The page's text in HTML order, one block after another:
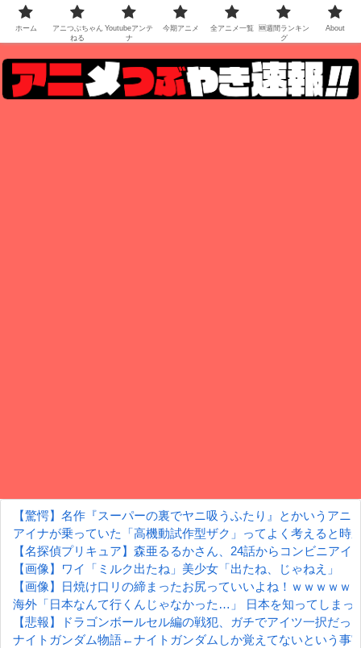
【驚愕】名作『スーパーの裏でヤニ吸うふたり』とかいうア
アイナが乗っていた「高機動試作型ザク」ってよく考えると時
【名探偵プリキュア】森亜るるかさん、24話からコンビニア
【画像】ワイ「ミルク出たね」美少女「出たね、じゃねえ」
【画像】日焼け口リの締まったお尻っていいよね！ｗｗｗｗｗ
海外「日本なんて行くんじゃなかった…」 日本を知ってしま
【悲報】ドラゴンボールセル編の戦犯、ガチでアイツ一択だっ
ナイトガンダム物語←ナイトガンダムしか覚えてないという事
ホーム
アニつぶちゃん
ねる
Youtubeアンテ
ナ
今期アニメ 全アニメ一覧
🆕週間ランキン
グ
About